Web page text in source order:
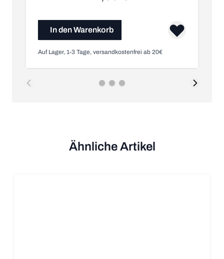
In den Warenkorb
Auf Lager, 1-3 Tage, versandkostenfrei ab 20€
Ähnliche Artikel